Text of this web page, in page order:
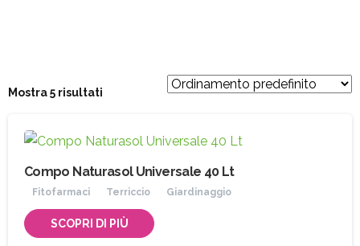
Mostra 5 risultati
Compo Naturasol Universale 40 Lt
Fitofarmaci Terriccio Giardinaggio
SCOPRI DI PIÙ